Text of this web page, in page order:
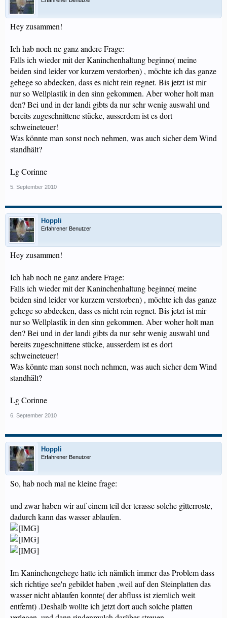
Hey zusammen!
Ich hab noch ne ganz andere Frage:
Falls ich wieder mit der Kaninchenhaltung beginne( meine
beiden sind leider vor kurzem verstorben) , möchte ich das ganze
gehege so abdecken, dass es nicht rein regnet. Bis jetzt ist mir
nur so Wellplastik in den sinn gekommen. Aber woher holt man
den? Bei und in der landi gibts da nur sehr wenig auswahl und
bereits zugeschnittene stücke, ausserdem ist es dort
schweineteuer!
Was könnte man sonst noch nehmen, was auch sicher dem Wind
standhält?
Lg Corinne
5. September 2010
Hoppli
Erfahrener Benutzer
Hey zusammen!
Ich hab noch ne ganz andere Frage:
Falls ich wieder mit der Kaninchenhaltung beginne( meine
beiden sind leider vor kurzem verstorben) , möchte ich das ganze
gehege so abdecken, dass es nicht rein regnet. Bis jetzt ist mir
nur so Wellplastik in den sinn gekommen. Aber woher holt man
den? Bei und in der landi gibts da nur sehr wenig auswahl und
bereits zugeschnittene stücke, ausserdem ist es dort
schweineteuer!
Was könnte man sonst noch nehmen, was auch sicher dem Wind
standhält?
Lg Corinne
6. September 2010
Hoppli
Erfahrener Benutzer
So, hab noch mal ne kleine frage:
und zwar haben wir auf einem teil der terasse solche gitterroste,
dadurch kann das wasser ablaufen.
Im Kaninchengehege hatte ich nämlich immer das Problem dass
sich richtige see'n gebildet haben ,weil auf den Steinplatten das
wasser nicht ablaufen konnte( der abfluss ist ziemlich weit
entfernt) .Deshalb wollte ich jetzt dort auch solche platten